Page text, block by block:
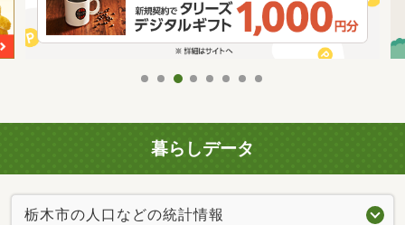
暮らしデータ
栃木市の人口などの統計情報